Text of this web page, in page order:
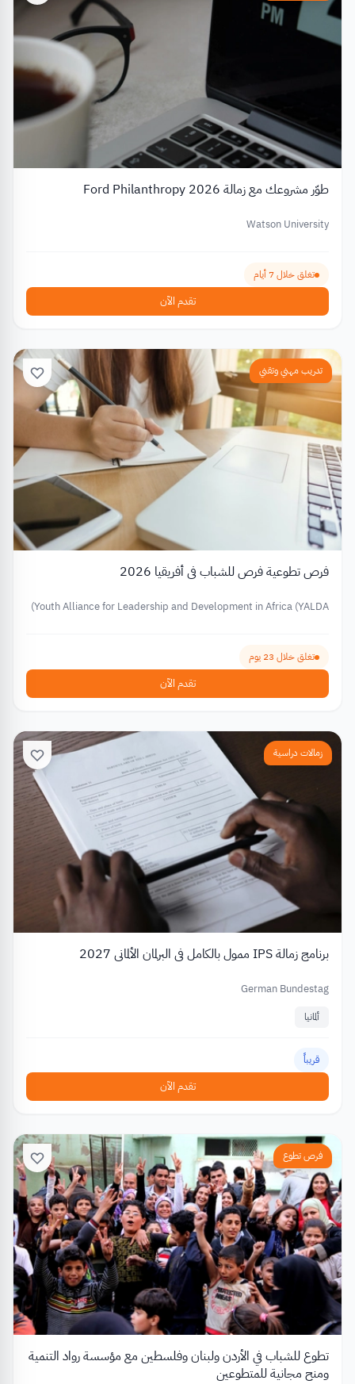
طوّر مشروعك مع زمالة Ford Philanthropy 2026
Watson University
تغلق خلال 7 أيام
تقدم الآن
تدريب مهني وتقني
فرص تطوعية فرص للشباب في أفريقيا 2026
Youth Alliance for Leadership and Development in Africa (YALDA)
تغلق خلال 23 يوم
تقدم الآن
زمالات دراسية
برنامج زمالة IPS ممول بالكامل في البرلمان الألماني 2027
German Bundestag
ألمانيا
قريباً
تقدم الآن
فرص تطوع
تطوع للشباب في الأردن ولبنان وفلسطين مع مؤسسة رواد التنمية
ومنح مجانية للمتطوعين